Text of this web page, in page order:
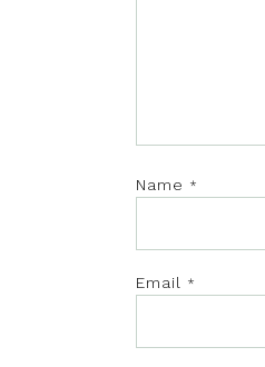
Name *
Email *